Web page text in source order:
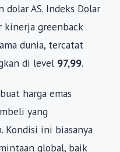
dolar AS. Indeks Dolar
kinerja greenback
dunia, tercatat
di level 97,99.
harga emas
yang
Kondisi ini biasanya
global, baik